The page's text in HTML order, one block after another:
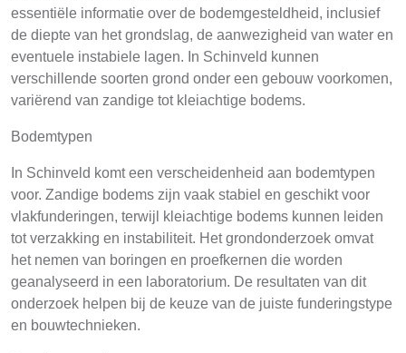
essentiële informatie over de bodemgesteldheid, inclusief
de diepte van het grondslag, de aanwezigheid van water en
eventuele instabiele lagen. In Schinveld kunnen
verschillende soorten grond onder een gebouw voorkomen,
variërend van zandige tot kleiachtige bodems.
Bodemtypen
In Schinveld komt een verscheidenheid aan bodemtypen
voor. Zandige bodems zijn vaak stabiel en geschikt voor
vlakfunderingen, terwijl kleiachtige bodems kunnen leiden
tot verzakking en instabiliteit. Het grondonderzoek omvat
het nemen van boringen en proefkernen die worden
geanalyseerd in een laboratorium. De resultaten van dit
onderzoek helpen bij de keuze van de juiste funderingstype
en bouwtechnieken.